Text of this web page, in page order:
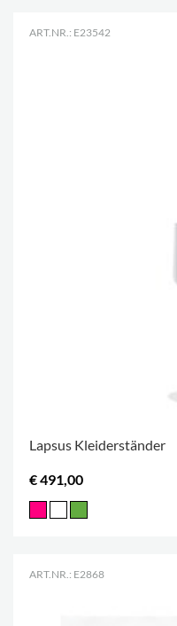
ART.NR.: E23542
Lapsus Kleiderständer
€ 491,00
ART.NR.: E2868